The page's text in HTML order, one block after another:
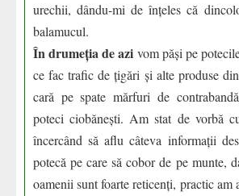
urechii, dându-mi de înțeles că
balamucul.
În drumeția de azi vom păși pe
ce fac trafic de țigări și alte produse
cară pe spate mărfuri de
poteci ciobănești. Am stat de vorbă
încercând să aflu câteva informații
potecă pe care să cobor de pe munte,
oamenii sunt foarte reticenți, practic am